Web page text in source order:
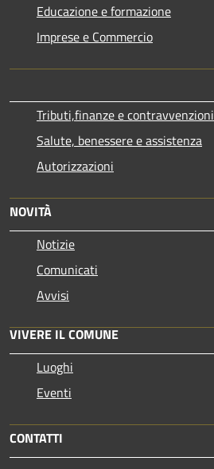
Educazione e formazione
Imprese e Commercio
Tributi,finanze e contravvenzioni
Salute, benessere e assistenza
Autorizzazioni
NOVITÀ
Notizie
Comunicati
Avvisi
VIVERE IL COMUNE
Luoghi
Eventi
CONTATTI